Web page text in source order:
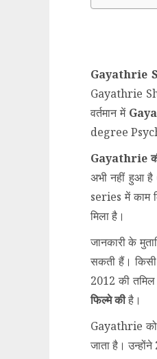
Gayathrie
Gayathrie
वर्तमान में
degree
Gayathrie
अभी नहीं हुआ
series में काम
मिला है।
जानकारी के
सकती हैं। किसी
2012 की
फिल्मे कीहै।
Gayathrie
जाता है।